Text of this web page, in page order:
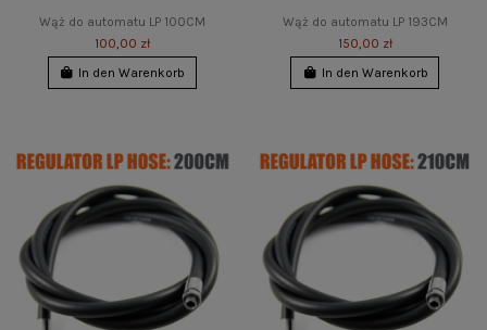
Wąż do automatu LP 100CM
100,00 zł
In den Warenkorb
Wąż do automatu LP 193CM
150,00 zł
In den Warenkorb